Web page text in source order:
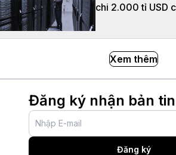
chi 2.000 tỉ USD
Xem thêm
Đăng ký nhận bản
Đăng ký